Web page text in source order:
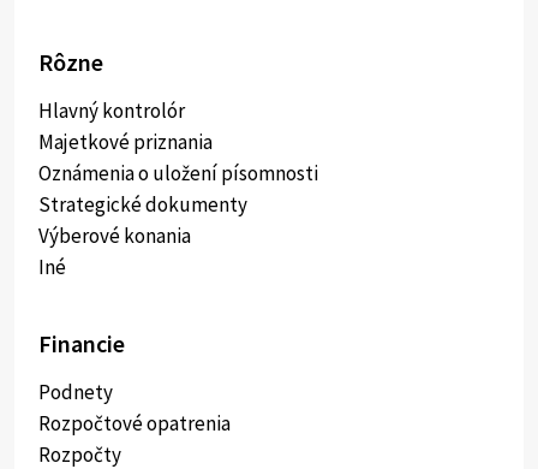
Rôzne
Hlavný kontrolór
Majetkové priznania
Oznámenia o uložení písomnosti
Strategické dokumenty
Výberové konania
Iné
Financie
Podnety
Rozpočtové opatrenia
Rozpočty